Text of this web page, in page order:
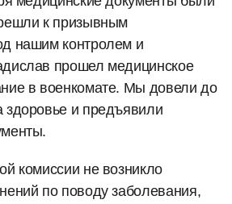
к призывным
нашим контролем и
прошел медицинское
в военкомате. Мы довели до
и предъявили
комиссии не возникло
по поводу заболевания,